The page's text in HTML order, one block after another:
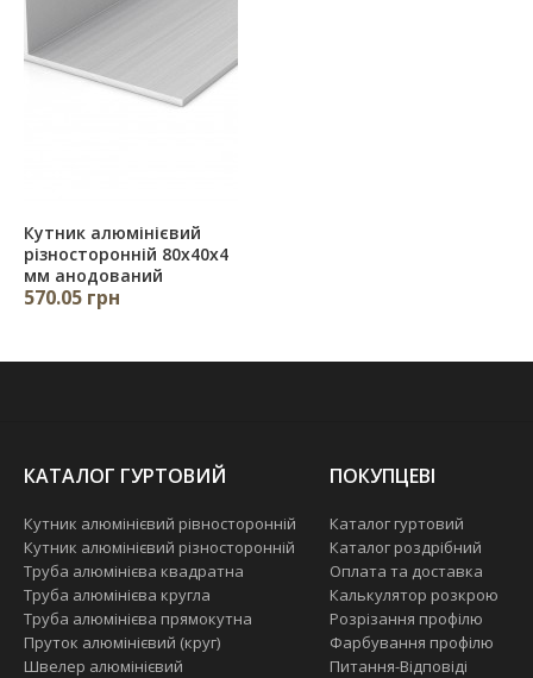
Кутник алюмінієвий
різносторонній 80х40х4
мм анодований
570.05 грн
КАТАЛОГ ГУРТОВИЙ
Кутник алюмінієвий рівносторонній
Кутник алюмінієвий різносторонній
Труба алюмінієва квадратна
Труба алюмінієва кругла
Труба алюмінієва прямокутна
Пруток алюмінієвий (круг)
Швелер алюмінієвий
ПОКУПЦЕВІ
Каталог гуртовий
Каталог роздрібний
Оплата та доставка
Калькулятор розкрою
Розрізання профілю
Фарбування профілю
Питання-Відповіді